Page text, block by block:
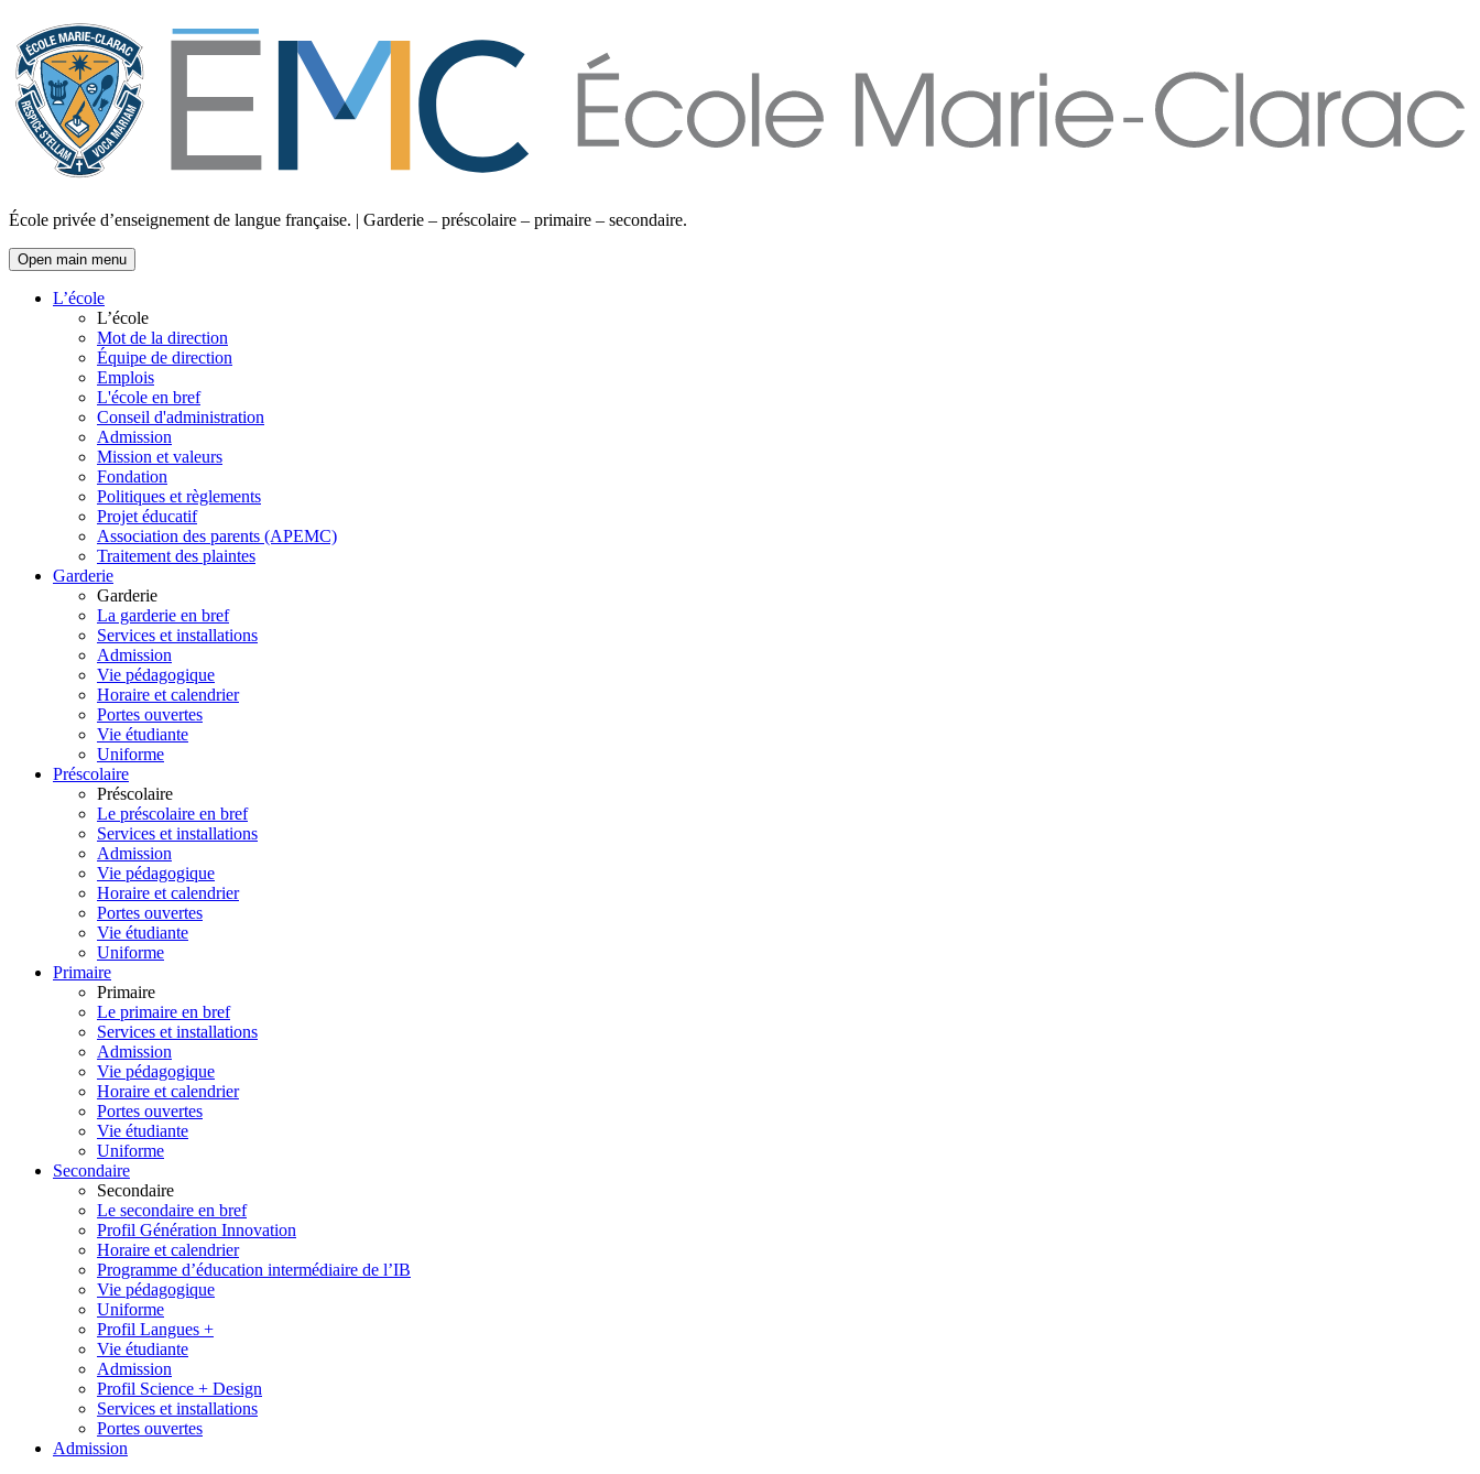
École privée d’enseignement de langue française. | Garderie – préscolaire – primaire – secondaire.
Open main menu
L’école
L’école
Mot de la direction
Équipe de direction
Emplois
L'école en bref
Conseil d'administration
Admission
Mission et valeurs
Fondation
Politiques et règlements
Projet éducatif
Association des parents (APEMC)
Traitement des plaintes
Garderie
Garderie
La garderie en bref
Services et installations
Admission
Vie pédagogique
Horaire et calendrier
Portes ouvertes
Vie étudiante
Uniforme
Préscolaire
Préscolaire
Le préscolaire en bref
Services et installations
Admission
Vie pédagogique
Horaire et calendrier
Portes ouvertes
Vie étudiante
Uniforme
Primaire
Primaire
Le primaire en bref
Services et installations
Admission
Vie pédagogique
Horaire et calendrier
Portes ouvertes
Vie étudiante
Uniforme
Secondaire
Secondaire
Le secondaire en bref
Profil Génération Innovation
Horaire et calendrier
Programme d’éducation intermédiaire de l’IB
Vie pédagogique
Uniforme
Profil Langues +
Vie étudiante
Admission
Profil Science + Design
Services et installations
Portes ouvertes
Admission